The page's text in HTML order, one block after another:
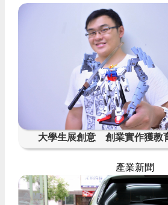
大學生展創意 創業實作獲教
產業新聞